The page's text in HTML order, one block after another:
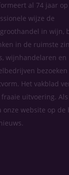
al 74 jaar op
wijze de
in wijn,
in de ruimste
wijnhandelaren en
bezoeken
Het vakblad
uitvoering.
website op de